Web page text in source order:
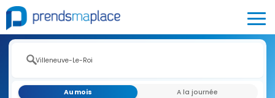
Au mois
A la journée